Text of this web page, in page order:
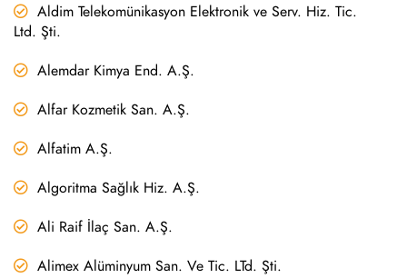
Aldim Telekomünikasyon Elektronik ve Serv. Hiz. Tic.
Ltd. Şti.
Alemdar Kimya End. A.Ş.
Alfar Kozmetik San. A.Ş.
Alfatim A.Ş.
Algoritma Sağlık Hiz. A.Ş.
Ali Raif İlaç San. A.Ş.
Alimex Alüminyum San. Ve Tic. LTd. Şti.